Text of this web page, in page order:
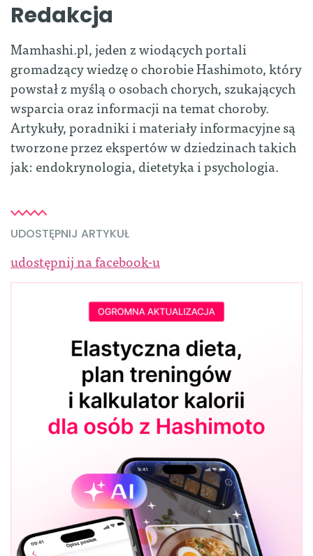
Redakcja
Mamhashi.pl, jeden z wiodących portali
gromadzący wiedzę o chorobie Hashimoto, który
powstał z myślą o osobach chorych, szukających
wsparcia oraz informacji na temat choroby.
Artykuły, poradniki i materiały informacyjne są
tworzone przez ekspertów w dziedzinach takich
jak: endokrynologia, dietetyka i psychologia.
UDOSTĘPNIJ ARTYKUŁ
udostępnij na facebook-u